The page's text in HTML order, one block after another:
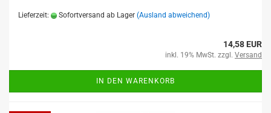
Lieferzeit: Sofortversand ab Lager (Ausland abweichend)
14,58 EUR
inkl. 19% MwSt. zzgl. Versand
IN DEN WARENKORB